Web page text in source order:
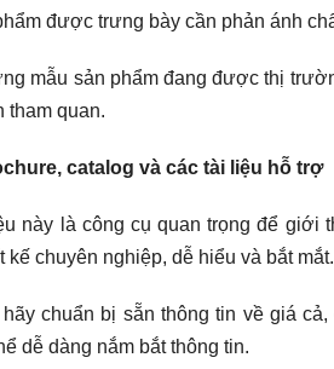
được trưng bày cần phản ánh
mẫu sản phẩm đang được thị
tham quan.
catalog và các tài liệu hỗ trợ
này là công cụ quan trọng để giới
kế chuyên nghiệp, dễ hiểu và bắt mắt.
hãy chuẩn bị sẵn thông tin về giá
dễ dàng nắm bắt thông tin.